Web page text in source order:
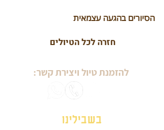
הסיורים בהגעה עצמאית
חזרה לכל הטיולים
להזמנת טיול ויצירת קשר:
בשבילינו